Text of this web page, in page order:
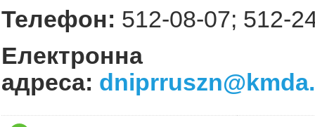
Телефон: 512-08-07; 512-
Електронна
адреса: